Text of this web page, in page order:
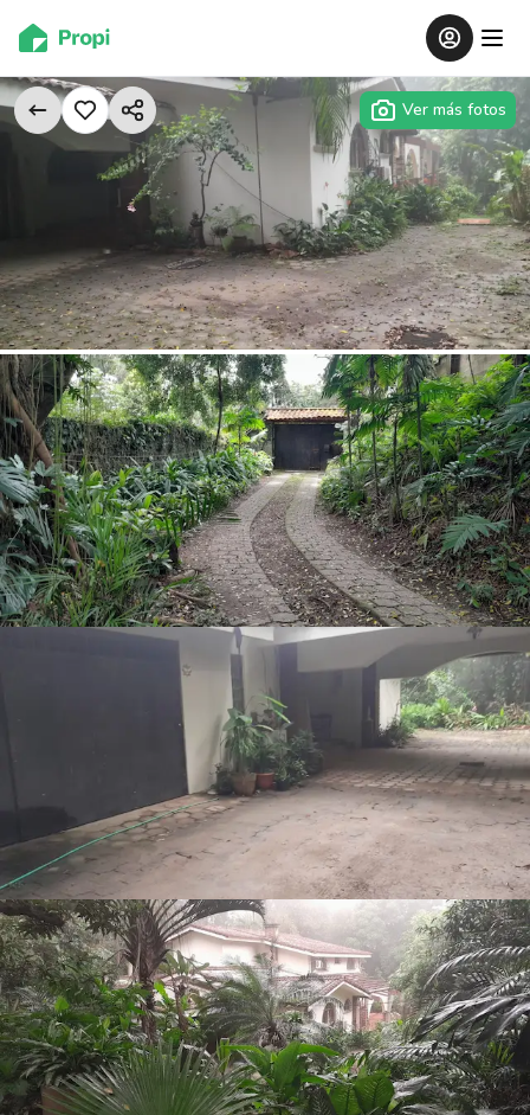
Ver más fotos